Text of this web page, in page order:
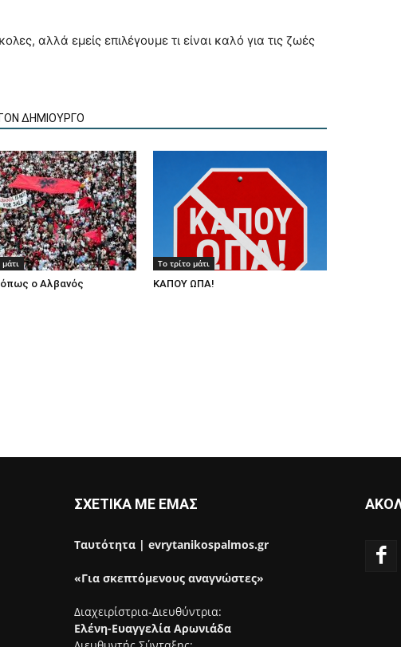
αλλά εμείς επιλέγουμε τι είναι καλό για τις ζωές
ΔΗΜΙΟΥΡΓΟ
όπως ο Αλβανός
Το τρίτο μάτι
ΚΑΠΟΥ ΩΠΑ!
ΣΧΕΤΙΚΑ ΜΕ ΕΜΑΣ
Ταυτότητα | evrytanikospalmos.gr
«Για σκεπτόμενους αναγνώστες»
Διαχειρίστρια-Διευθύντρια:
Ελένη-Ευαγγελία Αρωνιάδα